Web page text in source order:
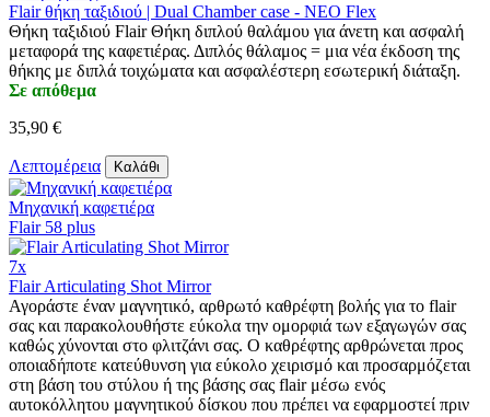
Flair θήκη ταξιδιού | Dual Chamber case - NEO Flex
Θήκη ταξιδιού Flair Θήκη διπλού θαλάμου για άνετη και ασφαλή
μεταφορά της καφετιέρας. Διπλός θάλαμος = μια νέα έκδοση της
θήκης με διπλά τοιχώματα και ασφαλέστερη εσωτερική διάταξη.
Σε απόθεμα
35,90 €
Λεπτομέρεια Καλάθι
Μηχανική καφετιέρα
Flair 58 plus
7x
Flair Articulating Shot Mirror
Αγοράστε έναν μαγνητικό, αρθρωτό καθρέφτη βολής για το flair
σας και παρακολουθήστε εύκολα την ομορφιά των εξαγωγών σας
καθώς χύνονται στο φλιτζάνι σας. Ο καθρέφτης αρθρώνεται προς
οποιαδήποτε κατεύθυνση για εύκολο χειρισμό και προσαρμόζεται
στη βάση του στύλου ή της βάσης σας flair μέσω ενός
αυτοκόλλητου μαγνητικού δίσκου που πρέπει να εφαρμοστεί πριν